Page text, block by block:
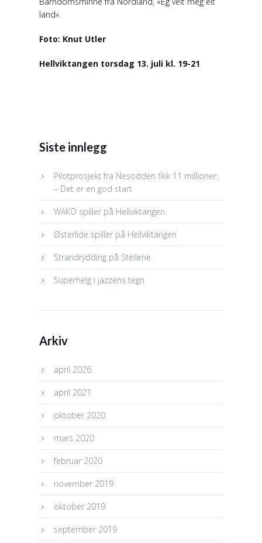
land».
Foto: Knut Utler
Hellviktangen torsdag 13. juli kl. 19-21
Siste innlegg
Pilotprosjekt fra Nesodden fikk 11 millioner:
– Det er en god start
WAKO spiller på Hellviktangen
Østerlide spiller på Hellviktangen
Strandrydding på Steilene
Superhelg i jazzens tegn
Arkiv
april 2026
april 2021
oktober 2020
mars 2020
februar 2020
november 2019
oktober 2019
september 2019